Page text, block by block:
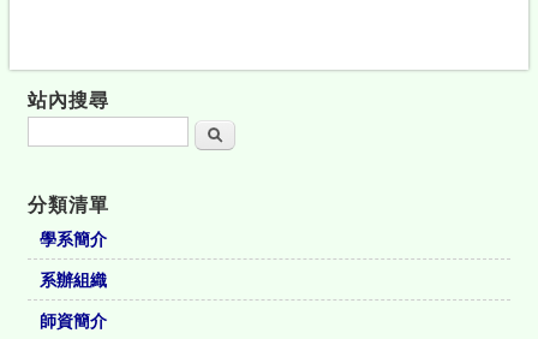
站內搜尋
搜尋
分類清單
學系簡介
系辦組織
師資簡介